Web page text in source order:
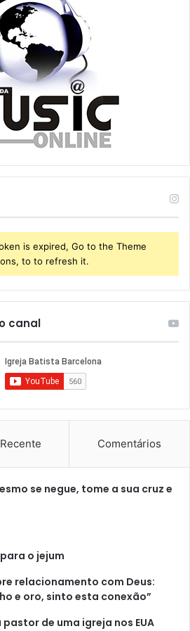
is expired, Go to the Theme
to to refresh it.
canal
Recente Comentários
se negue, tome a sua cruz e
o jejum
relacionamento com Deus:
e oro, sinto esta conexão”
de uma igreja nos EUA